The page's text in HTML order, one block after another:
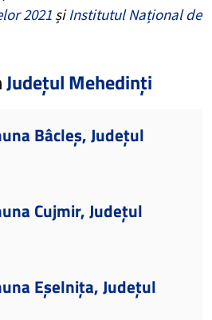
2021 șiInstitutul Național de
Județul Mehedinți
Bâcleș, Județul
Cujmir, Județul
Eșelnița, Județul